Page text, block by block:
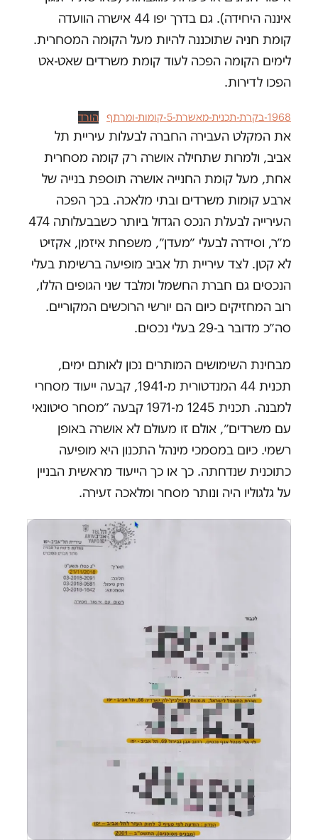
איננה היחידה). גם בדרך יפו 44 אישרה הוועדה
קומת חניה שתוכננה להיות מעל הקומה המסחרית.
לימים הקומה הפכה לעוד קומת משרדים שאט-אט
הפכו לדירות.
1968-בקרת-תכנית-מאשרת-5-קומות-ומרתף הורד
את המקלט העבירה החברה לבעלות עיריית תל
אביב, ולמרות שתחילה אושרה רק קומה מסחרית
אחת, מעל קומת החנייה אושרה תוספת בנייה של
ארבע קומות משרדים ובתי מלאכה. בכך הפכה
העירייה לבעלת הנכס הגדול ביותר כשבבעלותה 474
מ״ר, וסידרה לבעלי ״מעדן״, משפחת איזמן, אקזיט
לא קטן. לצד עיריית תל אביב מופיעה ברשימת בעלי
הנכסים גם חברת החשמל ומלבד שני הגופים הללו,
רוב המחזיקים כיום הם יורשי הרוכשים המקוריים.
סה״כ מדובר ב-29 בעלי נכסים.
מבחינת השימושים המותרים נכון לאותם ימים,
תכנית 44 המנדטורית מ-1941, קבעה ייעוד מסחרי
למבנה. תכנית 1245 מ-1971 קבעה ״מסחר סיטונאי
עם משרדים״, אולם זו מעולם לא אושרה באופן
רשמי. כיום במסמכי מינהל התכנון היא מופיעה
כתוכנית שנדחתה. כך או כך הייעוד מראשית הבניין
על גלגוליו היה ונותר מסחר ומלאכה זעירה.